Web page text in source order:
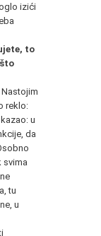
izići
to
reklo:
u
da
svima
tu
u